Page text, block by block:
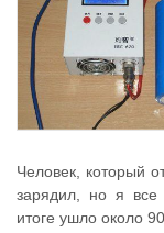
Человек, который
зарядил, но я все
итоге ушло около